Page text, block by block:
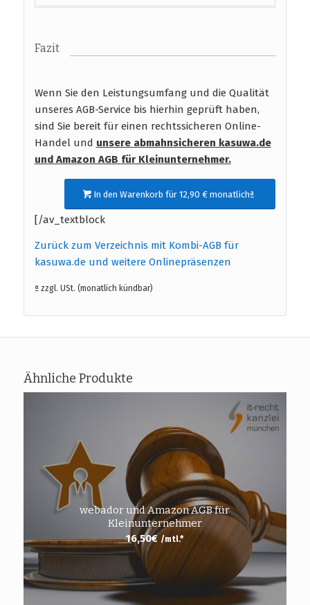
Fazit
Wenn Sie den Leistungsumfang und die Qualität
unseres AGB-Service bis hierhin geprüft haben,
sind Sie bereit für einen rechtssicheren Online-
Handel und unsere abmahnsicheren kasuwa.de
und Amazon AGB für Kleinunternehmer.
In den Warenkorb für 12,90 € monatlichª
[/av_textblock
Zurück zum Verzeichnis mit Kombi-AGB für
kasuwa.de und weitere Onlinepräsenzen
ª zzgl. USt. (monatlich kündbar)
Ähnliche Produkte
webador und Amazon AGB für
Kleinunternehmer
16,50€ /mtl.*